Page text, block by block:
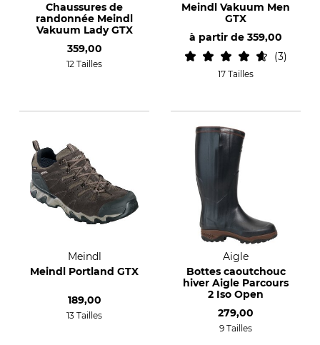
Chaussures de
randonnée Meindl
Vakuum Lady GTX
359,00
12 Tailles
Meindl Vakuum Men
GTX
à partir de 359,00
3
17 Tailles
Meindl
Meindl Portland GTX
189,00
13 Tailles
Aigle
Bottes caoutchouc
hiver Aigle Parcours
2 Iso Open
279,00
9 Tailles